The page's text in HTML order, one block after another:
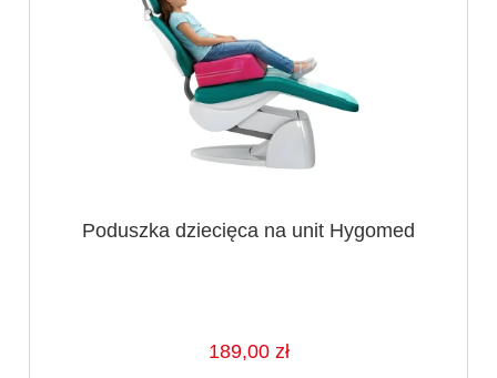
Poduszka dziecięca na unit Hygomed
189,00 zł